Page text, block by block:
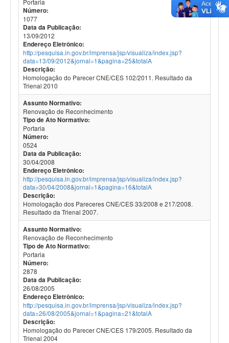
Portaria
Número:
1077
Data da Publicação:
13/09/2012
Endereço Eletrônico:
http://pesquisa.in.gov.br/imprensa/jsp/visualiza/index.jsp?
data=13/09/2012&jornal=1&pagina=25&totalA
Descrição:
Homologação do Parecer CNE/CES 102/2011. Resultado da
Trienal 2010
Assunto Normativo:
Renovação de Reconhecimento
Tipo de Ato Normativo:
Portaria
Número:
0524
Data da Publicação:
30/04/2008
Endereço Eletrônico:
http://pesquisa.in.gov.br/imprensa/jsp/visualiza/index.jsp?
data=30/04/2008&jornal=1&pagina=16&totalA
Descrição:
Homologação dos Pareceres CNE/CES 33/2008 e 217/2008.
Resultado da Trienal 2007.
Assunto Normativo:
Renovação de Reconhecimento
Tipo de Ato Normativo:
Portaria
Número:
2878
Data da Publicação:
26/08/2005
Endereço Eletrônico:
http://pesquisa.in.gov.br/imprensa/jsp/visualiza/index.jsp?
data=26/08/2005&jornal=1&pagina=21&totalA
Descrição:
Homologação do Parecer CNE/CES 179/2005. Resultado da
Trienal 2004